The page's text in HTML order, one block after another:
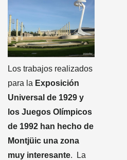
Los trabajos realizados
para la Exposición
Universal de 1929 y
los Juegos Olímpicos
de 1992 han hecho de
Montjüic una zona
muy interesante. La